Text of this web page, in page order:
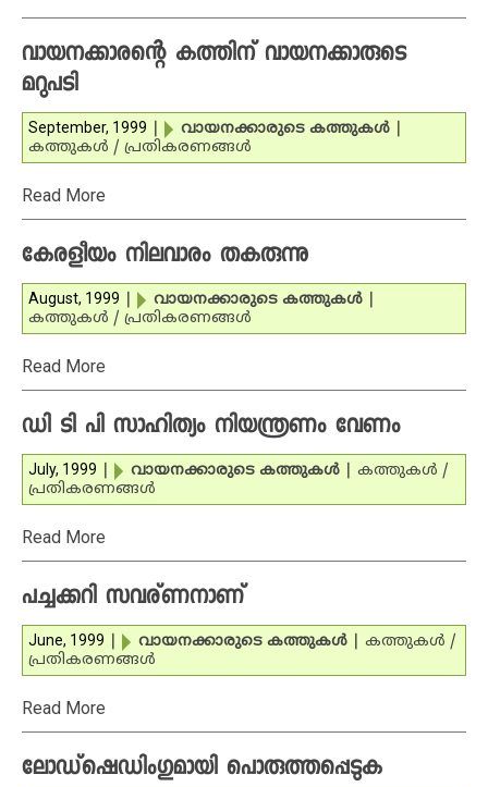
വായനക്കാരന്റെ കത്തിന് വായനക്കാരുടെ
മറുപടി
September, 1999 വായനക്കാരുടെ കത്തുകള്‍
കത്തുകള്‍ / പ്രതികരണങ്ങള്‍
Read More
കേരളീയം നിലവാരം തകരുന്നു
August, 1999 വായനക്കാരുടെ കത്തുകള്‍
കത്തുകള്‍ / പ്രതികരണങ്ങള്‍
Read More
ഡി ടി പി സാഹിത്യം നിയന്ത്രണം വേണം
July, 1999 വായനക്കാരുടെ കത്തുകള്‍
കത്തുകള്‍ /
പ്രതികരണങ്ങള്‍
Read More
പച്ചക്കറി സവര്ണ‍നാണ്
June, 1999 വായനക്കാരുടെ കത്തുകള്‍
കത്തുകള്‍ /
പ്രതികരണങ്ങള്‍
Read More
ലോഡ്‌ഷെഡിംഗുമായി പൊരുത്തപ്പെടുക